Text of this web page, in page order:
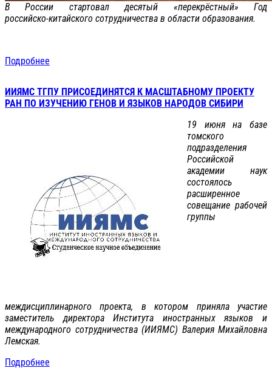
В России стартовал десятый «перекрёстный» Год
российско‑китайского сотрудничества в области образования.
Подробнее
ИИЯМС ТГПУ ПРИСОЕДИНЯТСЯ К МАСШТАБНОМУ ПРОЕКТУ
РАН ПО ИЗУЧЕНИЮ ГЕНОВ И ЯЗЫКОВ НАРОДОВ СИБИРИ
19 июня на базе
томского
подразделения
Российской
академии наук
состоялось
расширенное
совещание рабочей
группы
междисциплинарного проекта, в котором приняла участие
заместитель директора Института иностранных языков и
международного сотрудничества (ИИЯМС) Валерия Михайловна
Лемская.
Подробнее